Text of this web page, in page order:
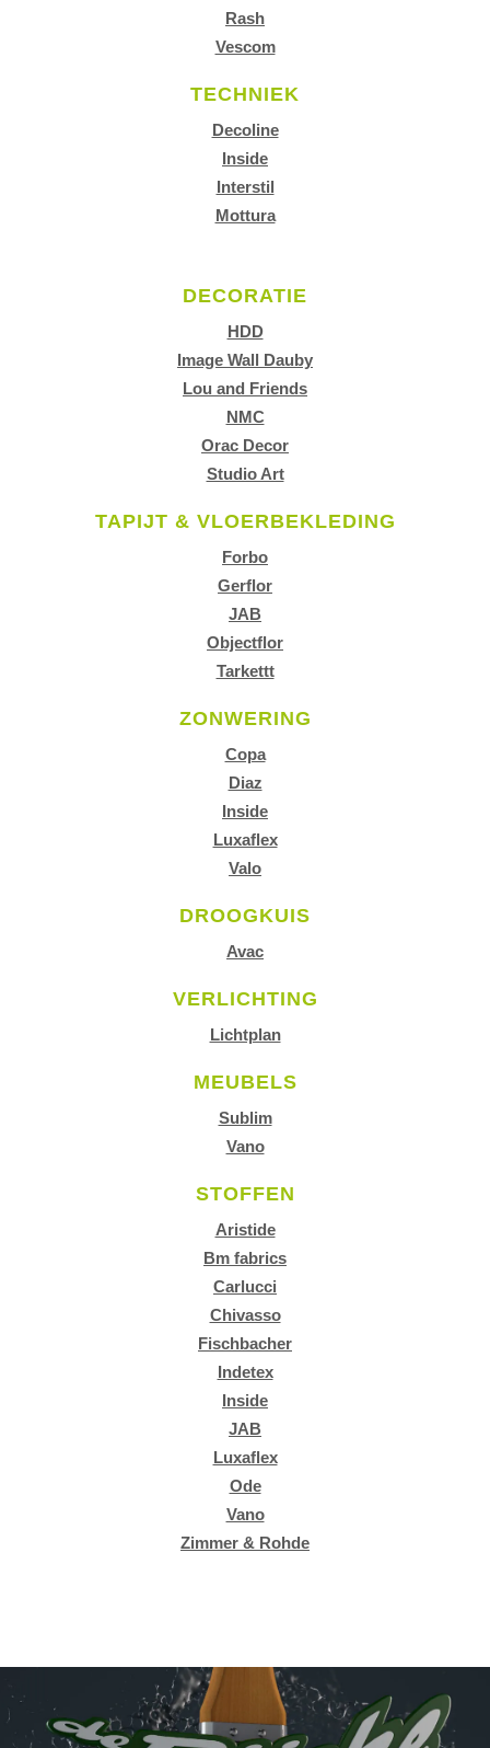
Rash
Vescom
TECHNIEK
Decoline
Inside
Interstil
Mottura
DECORATIE
HDD
Image Wall Dauby
Lou and Friends
NMC
Orac Decor
Studio Art
TAPIJT & VLOERBEKLEDING
Forbo
Gerflor
JAB
Objectflor
Tarkettt
ZONWERING
Copa
Diaz
Inside
Luxaflex
Valo
DROOGKUIS
Avac
VERLICHTING
Lichtplan
MEUBELS
Sublim
Vano
STOFFEN
Aristide
Bm fabrics
Carlucci
Chivasso
Fischbacher
Indetex
Inside
JAB
Luxaflex
Ode
Vano
Zimmer & Rohde